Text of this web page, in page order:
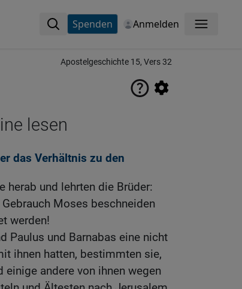
Spenden Anmelden Menü
Apostelgeschichte 15, Vers 32
lesen
das Verhältnis zu den
herab und lehrten die Brüder:
Moses beschneiden
werden!
Paulus und Barnabas eine nicht
ihnen hatten, bestimmten sie,
einige andere von ihnen wegen